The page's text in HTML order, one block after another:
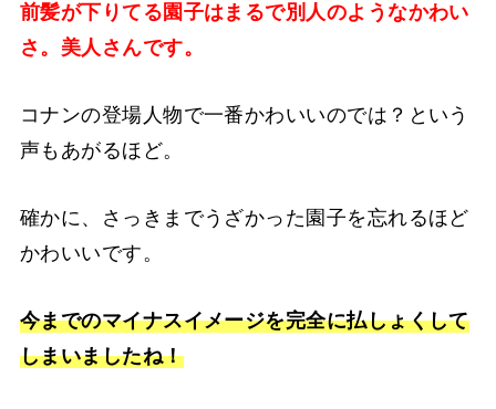
前髪が下りてる園子はまるで別人のようなかわい
さ。美人さんです。
コナンの登場人物で一番かわいいのでは？という
声もあがるほど。
確かに、さっきまでうざかった園子を忘れるほど
かわいいです。
今までのマイナスイメージを完全に払しょくして
しまいましたね！